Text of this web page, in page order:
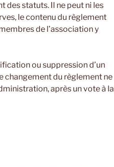
des statuts. Il ne peut ni les
le contenu du règlement
de l’association y
ou suppression d’un
changement du règlement ne
après un vote à la